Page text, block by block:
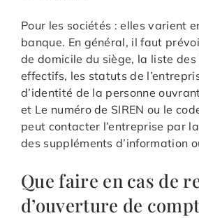
Pour les sociétés : elles varient
banque. En général, il faut
de domicile du siège, la liste
effectifs, les statuts de
d’identité de la personne
et Le numéro de SIREN ou le
peut contacter l’entreprise par
des suppléments d’information
Que faire en cas de
d’ouverture de